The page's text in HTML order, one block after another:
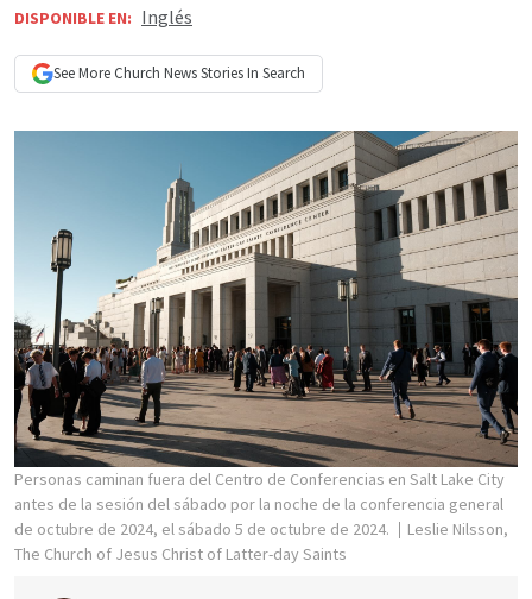
DISPONIBLE EN: Inglés
See More Church NewsStories In Search
Personas caminan fuera del Centro de Conferencias en Salt Lake City
antes de la sesión del sábado por la noche de la conferencia general
de octubre de 2024, el sábado 5 de octubre de 2024.
Leslie Nilsson,
The Church of Jesus Christ of Latter-day Saints